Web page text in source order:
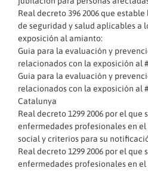
Real decreto 396 2006 que
de seguridad y salud aplicables a
exposición al amianto:
Guia para la evaluación y
relacionados con la exposición al
Guia para la evaluación y
relacionados con la exposición al
Catalunya
Real decreto 1299 2006 por el que
enfermedades profesionales en
social y criterios para su
Real decreto 1299 2006 por el que
enfermedades profesionales en